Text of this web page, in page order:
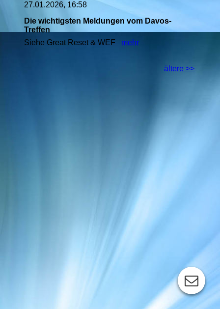
27.01.2026, 16:58
Die wichtigsten Meldungen vom Davos-
Treffen
Siehe Great Reset & WEF mehr
ältere >>